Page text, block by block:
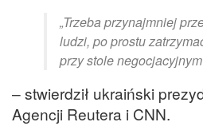
„Trzeba przynajmniej
ludzi, po prostu
przy stole
– stwierdził ukraiński
Agencji Reutera i CNN.